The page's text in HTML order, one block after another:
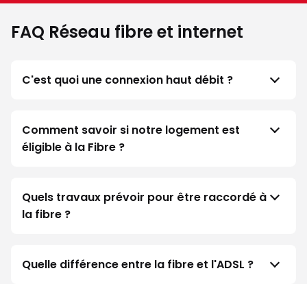
FAQ Réseau fibre et internet
C'est quoi une connexion haut débit ?
Comment savoir si notre logement est
éligible à la Fibre ?
Quels travaux prévoir pour être raccordé à
la fibre ?
Quelle différence entre la fibre et l'ADSL ?